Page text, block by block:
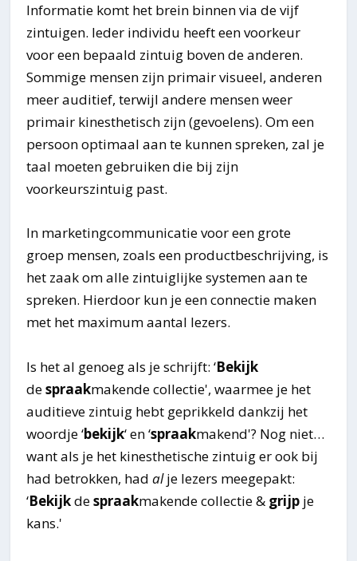
Informatie komt het brein binnen via de vijf
zintuigen. Ieder individu heeft een voorkeur
voor een bepaald zintuig boven de anderen.
Sommige mensen zijn primair visueel, anderen
meer auditief, terwijl andere mensen weer
primair kinesthetisch zijn (gevoelens). Om een
persoon optimaal aan te kunnen spreken, zal je
taal moeten gebruiken die bij zijn
voorkeurszintuig past.
In marketingcommunicatie voor een grote
groep mensen, zoals een productbeschrijving, is
het zaak om alle zintuiglijke systemen aan te
spreken. Hierdoor kun je een connectie maken
met het maximum aantal lezers.
Is het al genoeg als je schrijft: ‘Bekijk
despraakmakende collectie', waarmee je het
auditieve zintuig hebt geprikkeld dankzij het
woordje ‘bekijk‘ en ‘spraakmakend'? Nog niet…
want als je het kinesthetische zintuig er ook bij
had betrokken, hadalje lezers meegepakt:
‘Bekijkdespraakmakende collectie & grijp je
kans.'